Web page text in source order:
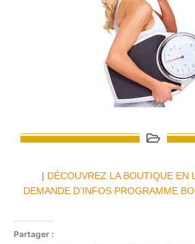
DÉCOUVREZ LA BOUTIQUE EN
DEMANDE D’INFOS PROGRAMME
Partager :